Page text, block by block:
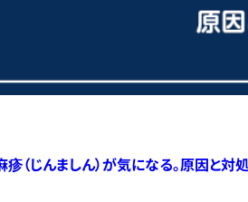
（じんましん）が気になる。原因と対